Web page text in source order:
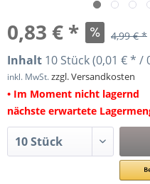
0,83 € * 4,99 € *
Inhalt 10 Stück (0,01 € * /
inkl. MwSt.zzgl. Versandkosten
• Im Moment nicht lagernd
nächste erwartete